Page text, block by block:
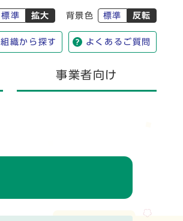
標準 拡大 背景色 標準 反転
組織から探す よくあるご質問
事業者向け